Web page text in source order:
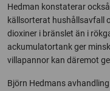
Hedman konstaterar
källsorterat hushållsavfall
dioxiner i bränslet än i
ackumulatortank ger
villapannor kan däremot
Björn Hedmans